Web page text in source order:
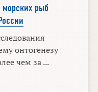
морских рыб
онтогенезу
чем за ...